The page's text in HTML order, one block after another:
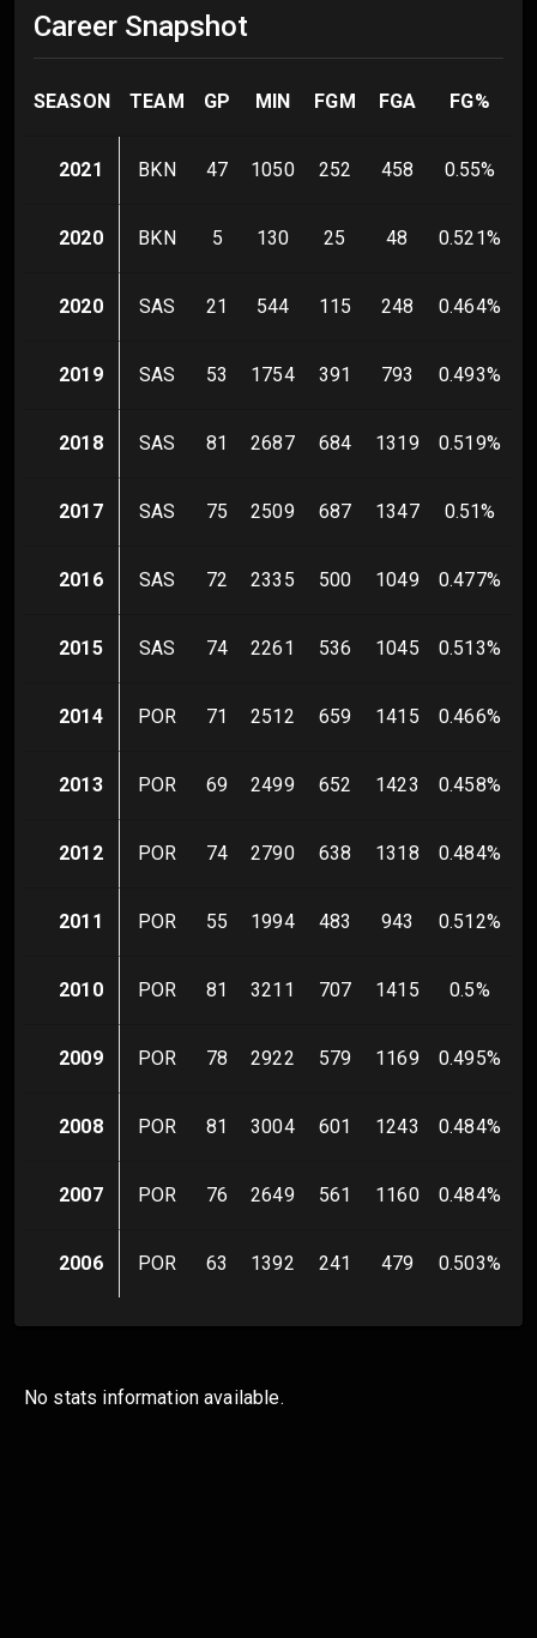
Career Snapshot
SEASON TEAM GP MIN FGM FGA FG%
2021 BKN 47 1050 252 458 0.55%
2020 BKN 5 130 25 48 0.521%
2020 SAS 21 544 115 248 0.464%
2019 SAS 53 1754 391 793 0.493%
2018 SAS 81 2687 684 1319 0.519%
2017 SAS 75 2509 687 1347 0.51%
2016 SAS 72 2335 500 1049 0.477%
2015 SAS 74 2261 536 1045 0.513%
2014 POR 71 2512 659 1415 0.466%
2013 POR 69 2499 652 1423 0.458%
2012 POR 74 2790 638 1318 0.484%
2011 POR 55 1994 483 943 0.512%
2010 POR 81 3211 707 1415 0.5%
2009 POR 78 2922 579 1169 0.495%
2008 POR 81 3004 601 1243 0.484%
2007 POR 76 2649 561 1160 0.484%
2006 POR 63 1392 241 479 0.503%
No stats information available.